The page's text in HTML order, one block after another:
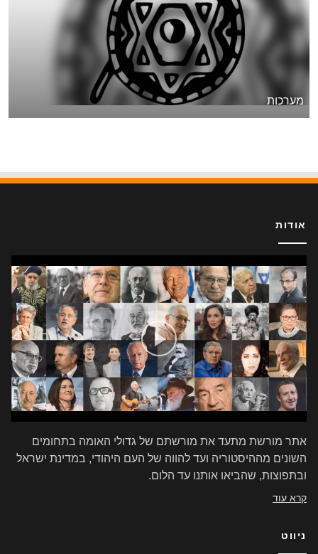
מערכות
אודות
אתר מורשת מתעד את מורשתם של גדולי האומה בתחומים
השונים מההיסטוריה ועד להווה של העם היהודי, במדינת ישראל
ובתפוצות, שהביאו אותנו עד הלום.
קרא עוד
ניווט